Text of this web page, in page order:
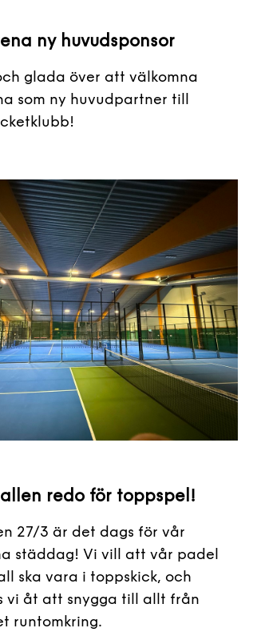
ny huvudsponsor
glada över att välkomna
som ny huvudpartner till
redo för toppspel!
27/3 är det dags för vår
städdag! Vi vill att vår padel
ska vara i toppskick, och
vi åt att snygga till allt från
runtomkring.